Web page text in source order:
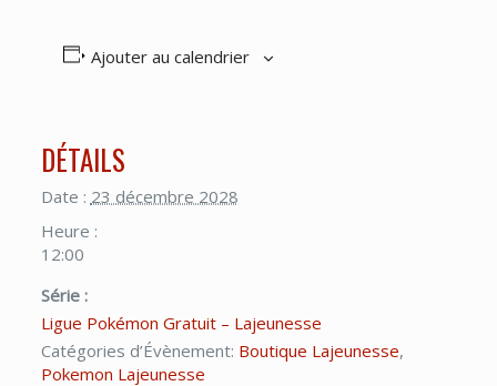
Ajouter au calendrier
DÉTAILS
Date : 23 décembre 2028
Heure :
12:00
Série :
Ligue Pokémon Gratuit – Lajeunesse
Catégories d’Évènement: Boutique Lajeunesse,
Pokemon Lajeunesse